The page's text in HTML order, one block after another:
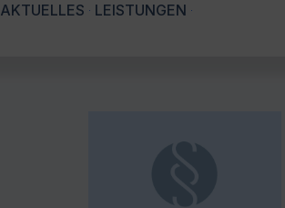
AKTUELLES LEISTUNGEN